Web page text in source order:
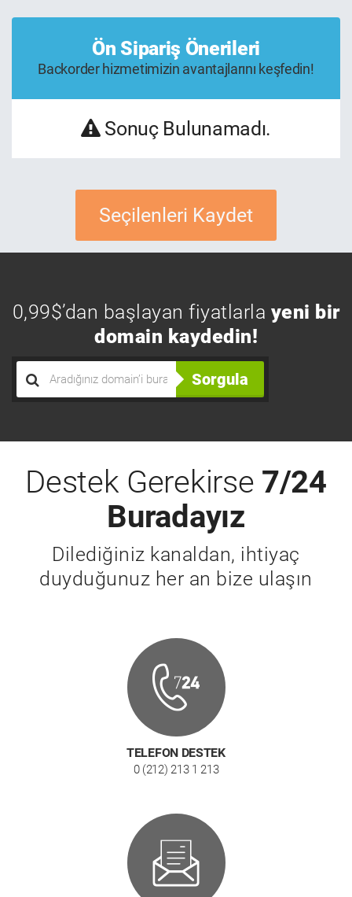
Ön Sipariş Önerileri
Backorder hizmetimizin avantajlarını keşfedin!
Sonuç Bulunamadı.
Seçilenleri Kaydet
0,99$’dan başlayan fiyatlarla yeni bir
domain kaydedin!
Sorgula
Destek Gerekirse 7/24
Buradayız
Dilediğiniz kanaldan, ihtiyaç
duyduğunuz her an bize ulaşın
TELEFON DESTEK
0 (212) 213 1 213